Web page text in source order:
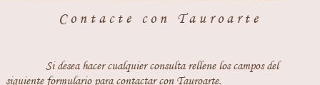
Contacte con Tauroarte
Si desea hacer cualquier consulta rellene los campos del
siguiente formulario para contactar con Tauroarte.